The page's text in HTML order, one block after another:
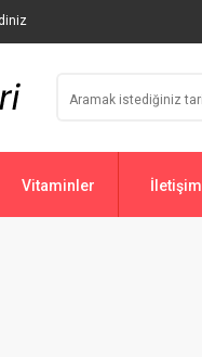
Vitaminler İletişim